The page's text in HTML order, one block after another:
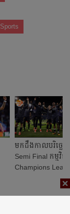
Sports
មក​ដឹង​កាល​បរិច្ឆេ
Semi Final កម្មវិធី
Champions